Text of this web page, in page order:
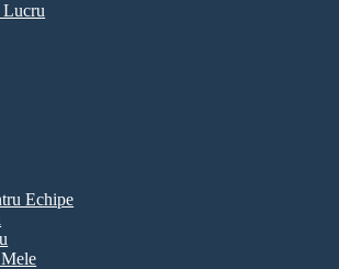
Lucru
Echipe